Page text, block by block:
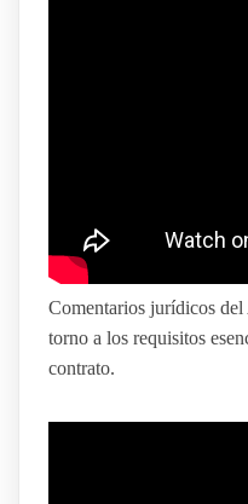
Comentarios jurídicos
torno a los requisitos
contrato.